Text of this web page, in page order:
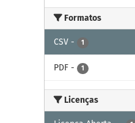
Formatos
CSV - 1
PDF - 1
Licenças